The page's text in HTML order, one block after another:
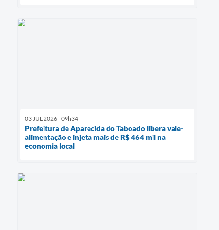
03 JUL 2026 - 09h34
Prefeitura de Aparecida do Taboado libera vale-
alimentação e injeta mais de R$ 464 mil na
economia local